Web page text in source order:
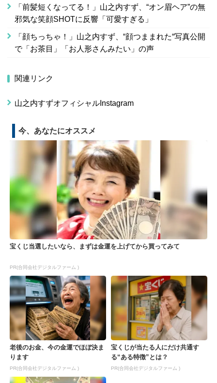
「前髪短くなってる！」山之内すず、“オン眉ヘア”の無
邪気な笑顔SHOTに反響「可愛すぎる」
「顔ちっちゃ！」山之内すず、“顔つままれた“写真公開
で「お茶目」「お人形さんみたい」の声
関連リンク
山之内すずオフィシャルInstagram
今、あなたにオススメ
宝くじ当選したいなら、まずは金運を上げてから買ってみて
PR(合同会社デジタルファーム )
老後のお金、今の金運でほぼ決ま
ります
PR(合同会社デジタルファーム )
宝くじが当たる人にだけ共通す
る“ある特徴”とは？
PR(合同会社デジタルファーム )